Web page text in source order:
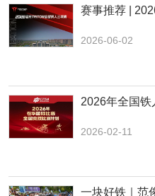
赛事推荐 |
2026-06-02
2026年全国
2026-02-11
一块好铁｜范